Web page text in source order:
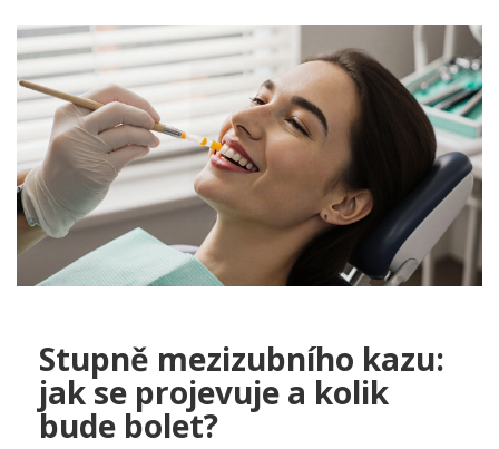
Stupně mezizubního kazu:
jak se projevuje a kolik
bude bolet?